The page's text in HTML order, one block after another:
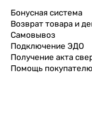
Бонусная система
Возврат товара и
Самовывоз
Подключение ЭДО
Получение акта
Помощь покупателю